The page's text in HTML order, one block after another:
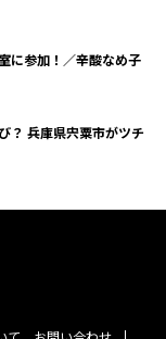
に参加！／辛酸なめ子
？ 兵庫県宍粟市がツチ